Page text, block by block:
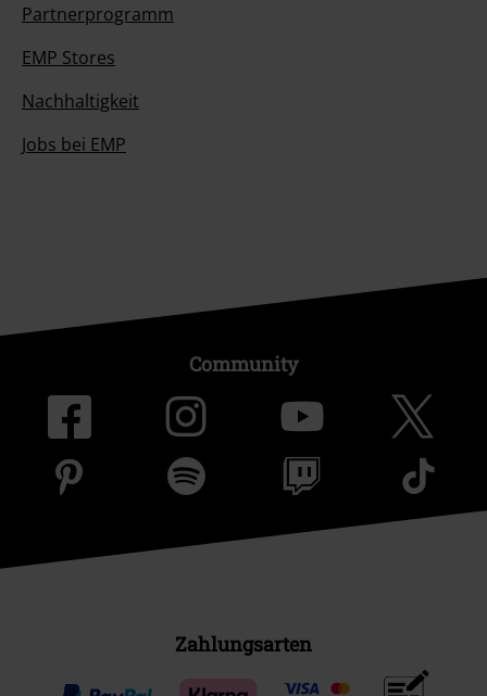
Partnerprogramm
EMP Stores
Nachhaltigkeit
Jobs bei EMP
Community
Zahlungsarten